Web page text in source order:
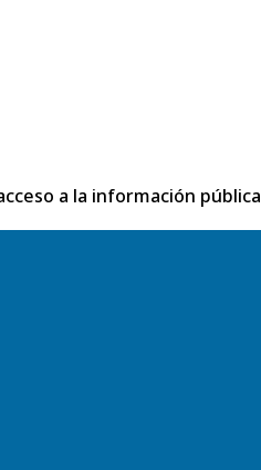
a la información pública